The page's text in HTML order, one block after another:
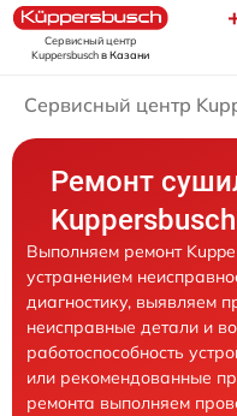
Сервисный центр
Kuppersbuschв Казани
Сервисный центр
Ремонт
Выполняем ремонт
устранением
диагностику, выявляем
неисправные детали и
работоспособность
или рекомендованные
ремонта выполняем